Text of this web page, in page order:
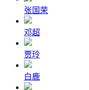
张国荣
邓超
贾玲
白鹿